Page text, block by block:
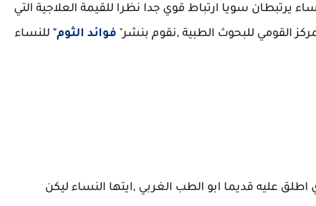
يرتبطان سويا ارتباط قوي جدا نظرا للقيمة العلاجية التي
القومي للبحوث الطبية ,نقوم بنشر" فوائد الثوم" للنساء
اطلق عليه قديما ابو الطب الغربي ,ايتها النساء ليكن